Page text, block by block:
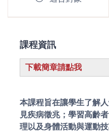
課程資訊
下載簡章請點我
本課程旨在讓學生了解
見疾病徵兆；學習高齡
理以及身體活動與運動